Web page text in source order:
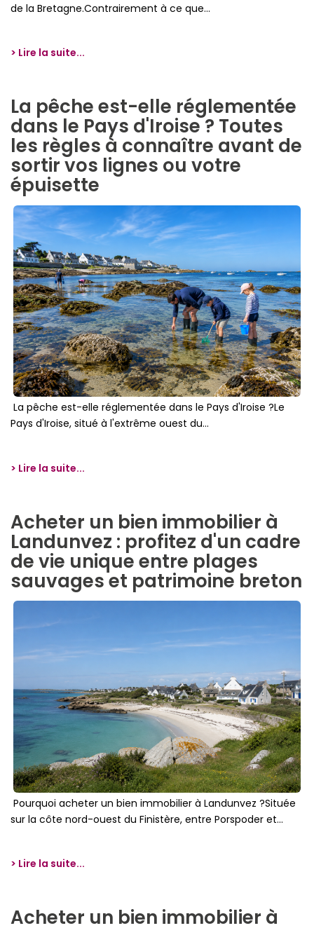
de la Bretagne.Contrairement à ce que...
> Lire la suite...
La pêche est-elle réglementée
dans le Pays d'Iroise ? Toutes
les règles à connaître avant de
sortir vos lignes ou votre
épuisette
La pêche est-elle réglementée dans le Pays d'Iroise ?Le
Pays d'Iroise, situé à l'extrême ouest du...
> Lire la suite...
Acheter un bien immobilier à
Landunvez : profitez d'un cadre
de vie unique entre plages
sauvages et patrimoine breton
Pourquoi acheter un bien immobilier à Landunvez ?Située
sur la côte nord-ouest du Finistère, entre Porspoder et...
> Lire la suite...
Acheter un bien immobilier à